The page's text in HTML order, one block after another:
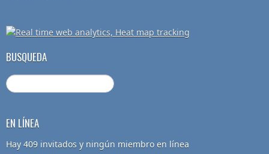
BUSQUEDA
EN LÍNEA
Hay 409 invitados y ningún miembro en línea